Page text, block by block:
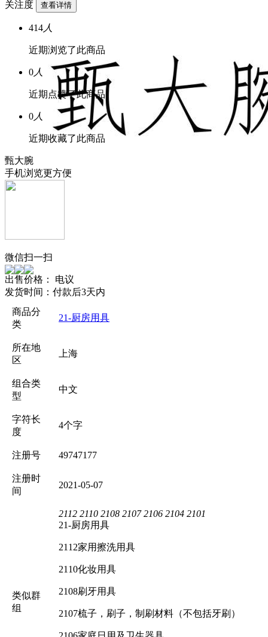
关注度 查看详情
414 人
近期浏览了此商品
0 人
近期点赞了此商品
0 人
近期收藏了此商品
甄大腕
手机浏览更方便
微信扫一扫
出售价格：
电议
发货时间： 付款后3天内
商品分
类
21-厨房用具
所在地
区
上海
组合类
型
中文
字符长
度
4个字
注册号 49747177
注册时
间
2021-05-07
类似群
组
2112 2110 2108 2107 2106 2104 2101
21-厨房用具
2112家用擦洗用具
2110化妆用具
2108刷牙用具
2107梳子，刷子，制刷材料（不包括牙刷）